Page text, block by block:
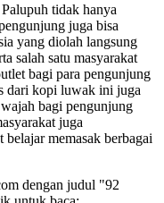
tidak hanya
juga bisa
yang diolah langsung
salah satu masyarakat
bagi para pengunjung
dari kopi luwak ini juga
bagi pengunjung
juga
memasak berbagai
dengan judul "92